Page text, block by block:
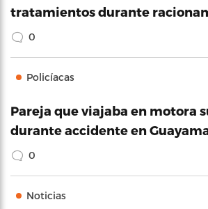
tratamientos durante
0
Policíacas
Pareja que viajaba en motora
durante accidente en
0
Noticias